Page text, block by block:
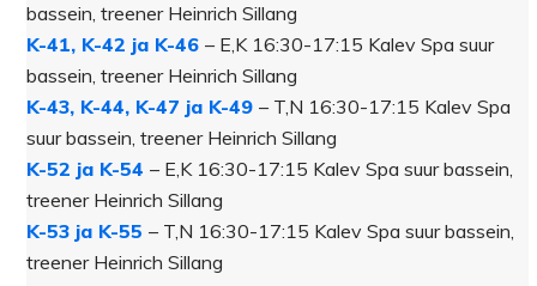
bassein, treener Heinrich Sillang
K-41, K-42 ja K-46– E,K 16:30-17:15 Kalev Spa suur
bassein, treener Heinrich Sillang
K-43, K-44, K-47 ja K-49– T,N 16:30-17:15 Kalev Spa
suur bassein, treener Heinrich Sillang
K-52 ja K-54– E,K 16:30-17:15 Kalev Spa suur bassein,
treener Heinrich Sillang
K-53 ja K-55– T,N 16:30-17:15 Kalev Spa suur bassein,
treener Heinrich Sillang